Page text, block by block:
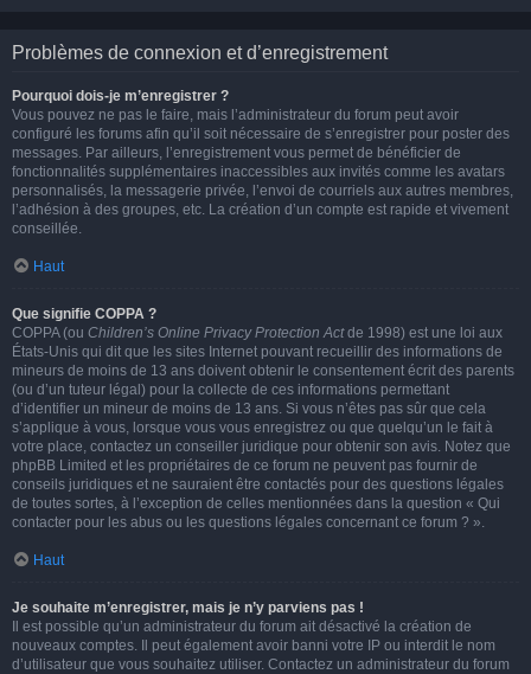
Problèmes de connexion et d’enregistrement
Pourquoi dois-je m’enregistrer ?
Vous pouvez ne pas le faire, mais l’administrateur du forum peut avoir
configuré les forums afin qu’il soit nécessaire de s’enregistrer pour poster des
messages. Par ailleurs, l’enregistrement vous permet de bénéficier de
fonctionnalités supplémentaires inaccessibles aux invités comme les avatars
personnalisés, la messagerie privée, l’envoi de courriels aux autres membres,
l’adhésion à des groupes, etc. La création d’un compte est rapide et vivement
conseillée.
Haut
Que signifie COPPA ?
COPPA (ou Children’s Online Privacy Protection Actde 1998) est une loi aux
États-Unis qui dit que les sites Internet pouvant recueillir des informations de
mineurs de moins de 13 ans doivent obtenir le consentement écrit des parents
(ou d’un tuteur légal) pour la collecte de ces informations permettant
d’identifier un mineur de moins de 13 ans. Si vous n’êtes pas sûr que cela
s’applique à vous, lorsque vous vous enregistrez ou que quelqu’un le fait à
votre place, contactez un conseiller juridique pour obtenir son avis. Notez que
phpBB Limited et les propriétaires de ce forum ne peuvent pas fournir de
conseils juridiques et ne sauraient être contactés pour des questions légales
de toutes sortes, à l’exception de celles mentionnées dans la question « Qui
contacter pour les abus ou les questions légales concernant ce forum ? ».
Haut
Je souhaite m’enregistrer, mais je n’y parviens pas !
Il est possible qu’un administrateur du forum ait désactivé la création de
nouveaux comptes. Il peut également avoir banni votre IP ou interdit le nom
d’utilisateur que vous souhaitez utiliser. Contactez un administrateur du forum